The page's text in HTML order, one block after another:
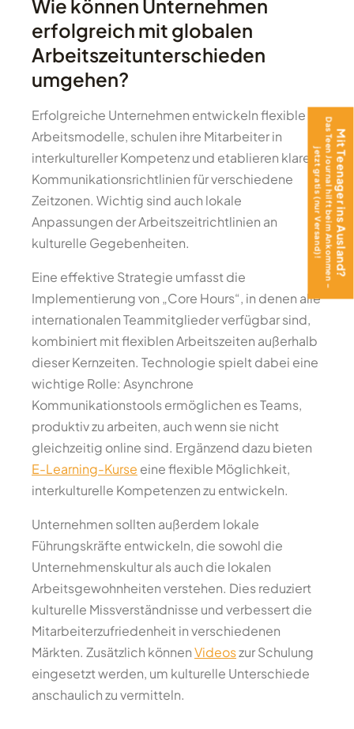
Wie können Unternehmen
erfolgreich mit globalen
Arbeitszeitunterschieden
umgehen?
Erfolgreiche Unternehmen entwickeln flexible
Arbeitsmodelle, schulen ihre Mitarbeiter in
interkultureller Kompetenz und etablieren klare
Kommunikationsrichtlinien für verschiedene
Zeitzonen. Wichtig sind auch lokale
Anpassungen der Arbeitszeitrichtlinien an
kulturelle Gegebenheiten.
Eine effektive Strategie umfasst die
Implementierung von „Core Hours“, in denen alle
internationalen Teammitglieder verfügbar sind,
kombiniert mit flexiblen Arbeitszeiten außerhalb
dieser Kernzeiten. Technologie spielt dabei eine
wichtige Rolle: Asynchrone
Kommunikationstools ermöglichen es Teams,
produktiv zu arbeiten, auch wenn sie nicht
gleichzeitig online sind. Ergänzend dazu bieten
E-Learning-Kurse eine flexible Möglichkeit,
interkulturelle Kompetenzen zu entwickeln.
Unternehmen sollten außerdem lokale
Führungskräfte entwickeln, die sowohl die
Unternehmenskultur als auch die lokalen
Arbeitsgewohnheiten verstehen. Dies reduziert
kulturelle Missverständnisse und verbessert die
Mitarbeiterzufriedenheit in verschiedenen
Märkten. Zusätzlich könnenVideoszur Schulung
eingesetzt werden, um kulturelle Unterschiede
anschaulich zu vermitteln.
Mit Teenager ins Ausland?
Das Teen Journal hilft beim Ankommen –
jetzt gratis (nur Versand)!